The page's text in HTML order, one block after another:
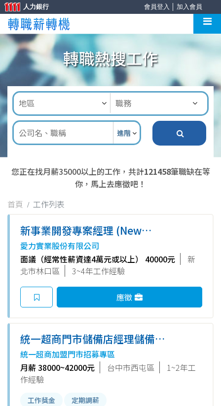
會員登入 加入會員
人力銀行
轉職熱搜工作
進階
您正在找月薪35000以上的工作，共計121458筆職缺在等
你，馬上去應徵吧！
首頁
工作列表
新事業開發專案經理 (New
Business Manager)_民宿
愛力實業股份有限公司
面議（經常性薪資達4萬元或以上） 40000元
新
北市林口區
3~4年工作經驗
應徵
統一超商門市儲備店經理儲備幹
部（智惠門市、紘遠門市）
統一超商加盟門市招募專區
月薪 38000~42000元
台中市西屯區
1~2年工
作經驗
工作獎金 定期調薪